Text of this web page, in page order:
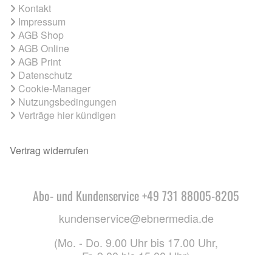
Kontakt
Impressum
AGB Shop
AGB Online
AGB Print
Datenschutz
Cookie-Manager
Nutzungsbedingungen
Verträge hier kündigen
Vertrag widerrufen
Abo- und Kundenservice +49 731 88005-8205
kundenservice@ebnermedia.de
(Mo. - Do. 9.00 Uhr bis 17.00 Uhr,